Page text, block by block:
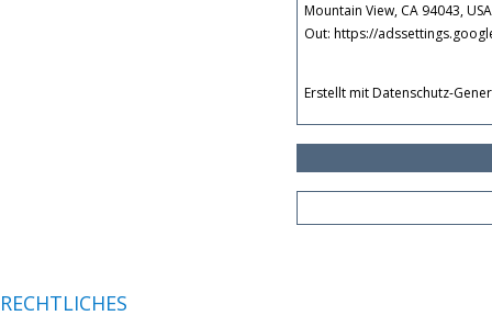
Mountain View, CA 94043,
Out: https://
Erstellt mit Datenschutz-
RECHTLICHES